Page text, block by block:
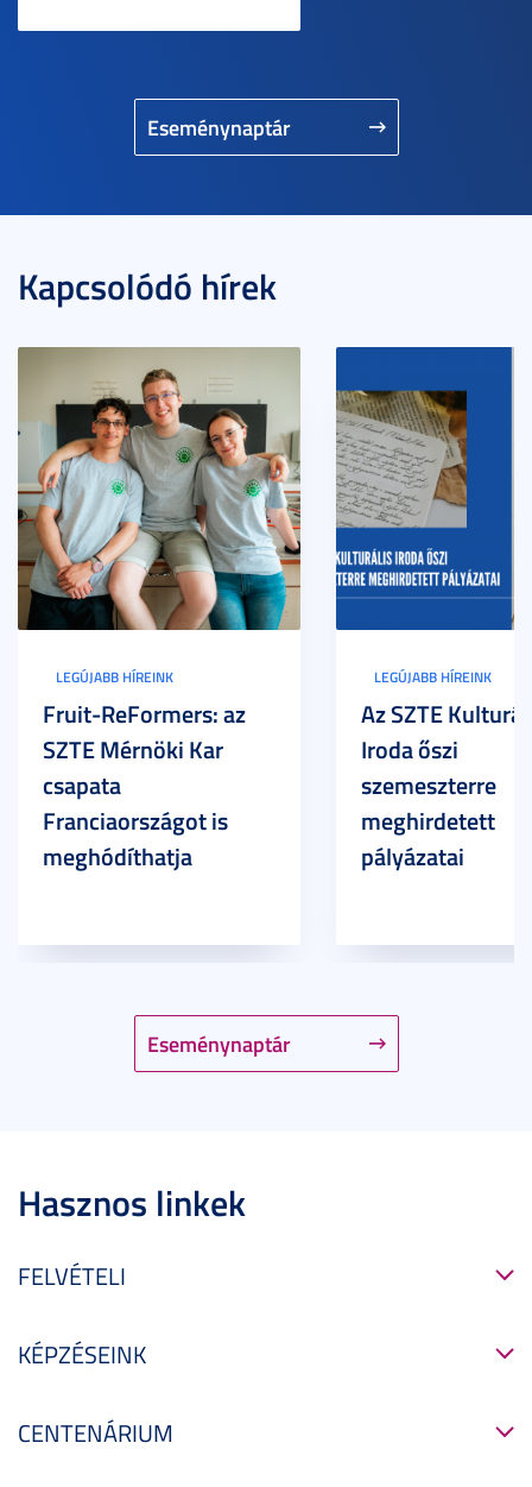
Eseménynaptár
Kapcsolódó hírek
Eseménynaptár
LEGÚJABB HÍREINK
Fruit-ReFormers: az
SZTE Mérnöki Kar
csapata
Franciaországot is
meghódíthatja
LEGÚJABB HÍREINK
Az SZTE
Iroda őszi
szemeszterre
meghirdetett
pályázatai
Hasznos linkek
FELVÉTELI
KÉPZÉSEINK
CENTENÁRIUM